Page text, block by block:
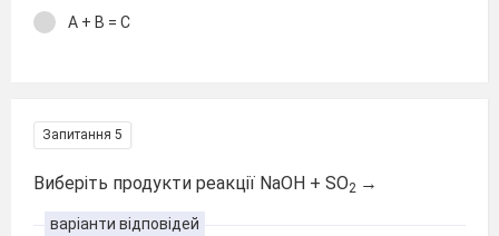
A + B = C
Запитання 5
Виберіть продукти реакції NaOH + SO2 →
варіанти відповідей